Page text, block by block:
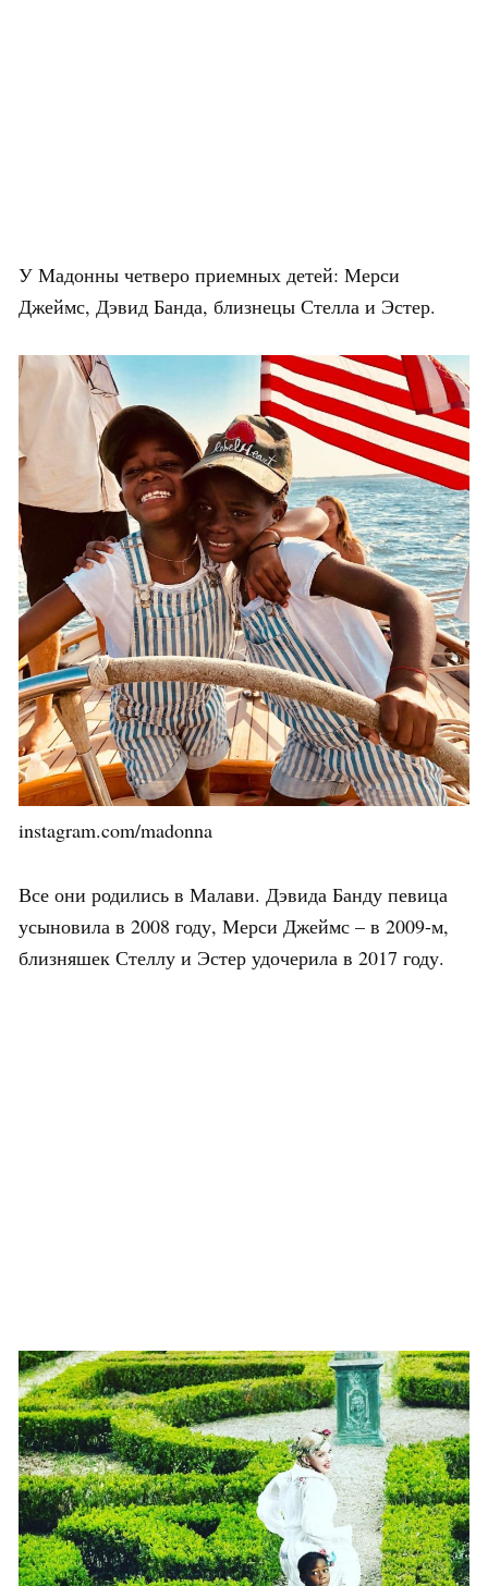
У Мадонны четверо приемных детей: Мерси
Джеймс, Дэвид Банда, близнецы Стелла и Эстер.
instagram.com/madonna
Все они родились в Малави. Дэвида Банду певица
усыновила в 2008 году, Мерси Джеймс – в 2009-м,
близняшек Стеллу и Эстер удочерила в 2017 году.